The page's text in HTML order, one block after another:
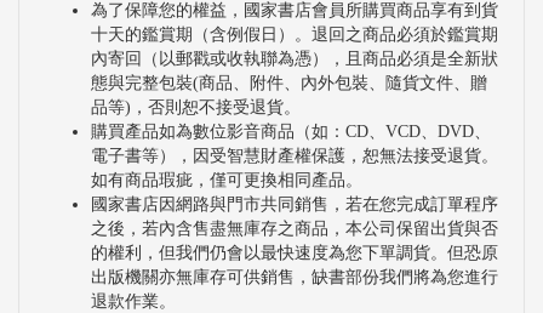
為了保障您的權益，國家書店會員所購買商品享有到貨
十天的鑑賞期（含例假日）。退回之商品必須於鑑賞期
內寄回（以郵戳或收執聯為憑），且商品必須是全新狀
態與完整包裝(商品、附件、內外包裝、隨貨文件、贈
品等)，否則恕不接受退貨。
購買產品如為數位影音商品（如：CD、VCD、DVD、
電子書等），因受智慧財產權保護，恕無法接受退貨。
如有商品瑕疵，僅可更換相同產品。
國家書店因網路與門市共同銷售，若在您完成訂單程序
之後，若內含售盡無庫存之商品，本公司保留出貨與否
的權利，但我們仍會以最快速度為您下單調貨。但恐原
出版機關亦無庫存可供銷售，缺書部份我們將為您進行
退款作業。